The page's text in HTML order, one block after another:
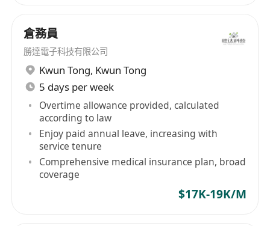
表現優良者可獲年度評核及酌情獎勵，並有機會
參與內部晉升或技能提升支援計劃。
倉務員
勝達電子科技有限公司
Kwun Tong, Kwun Tong
5 days per week
Overtime allowance provided, calculated
according to law
Enjoy paid annual leave, increasing with
service tenure
Comprehensive medical insurance plan, broad
coverage
$17K-19K/M